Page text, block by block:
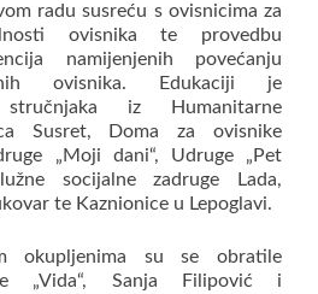
radu susreću s ovisnicima za
ovisnika te provedbu
namijenjenih povećanju
ovisnika. Edukaciji je
iz Humanitarne
Susret, Doma za ovisnike
„Moji dani“, Udruge „Pet
socijalne zadruge Lada,
te Kaznionice u Lepoglavi.
okupljenima su se obratile
„Vida“, Sanja Filipović i